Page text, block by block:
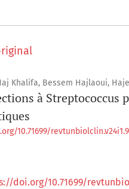
Khalifa, Bessem Hajlaoui,
à Streptococcus
10.71699/
doi.org/10.71699/